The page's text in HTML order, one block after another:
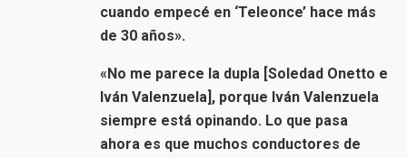
cuando empecé en ‘Teleonce’ hace más
de 30 años».
«No me parece la dupla [Soledad Onetto e
Iván Valenzuela], porque Iván Valenzuela
siempre está opinando. Lo que pasa
ahora es que muchos conductores de